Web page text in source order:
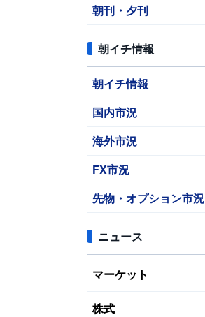
朝刊・夕刊
朝イチ情報
朝イチ情報
国内市況
海外市況
FX市況
先物・オプション市況
ニュース
マーケット
株式